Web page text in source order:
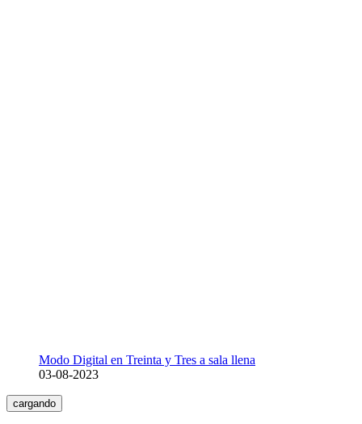
Modo Digital en Treinta y Tres a sala llena
03-08-2023
cargando